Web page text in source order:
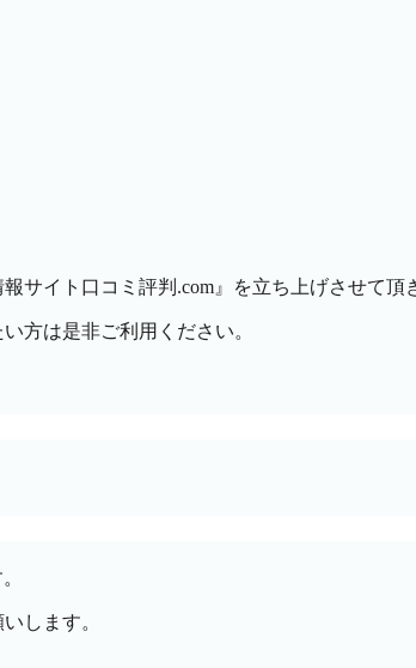
サイト口コミ評判.com』を立ち上げさせて頂
方は是非ご利用ください。
します。